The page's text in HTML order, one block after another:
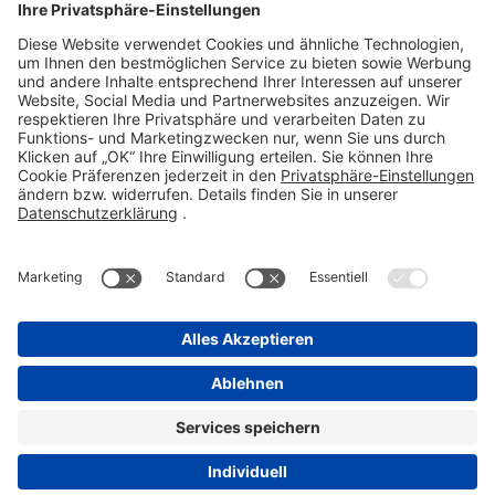
Telefon 06101 603-0
Fax 06101 603-259
info@stada.de
Kontakt
Compliance Reporting Portal ⧉
FOLGEN SIE UNS
Datenschutz